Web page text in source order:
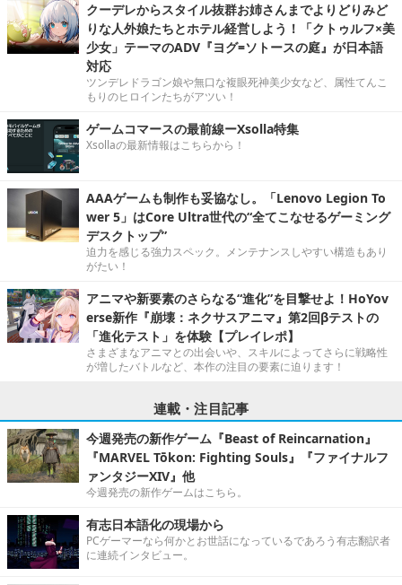
クーデレからスタイル抜群お姉さんまでよりどりみど
りな人外娘たちとホテル経営しよう！「クトゥルフ×美
少女」テーマのADV『ヨグ=ソトースの庭』が日本語
対応
ツンデレドラゴン娘や無口な複眼死神美少女など、属性てんこ
もりのヒロインたちがアツい！
ゲームコマースの最前線ーXsolla特集
Xsollaの最新情報はこちらから！
AAAゲームも制作も妥協なし。「Lenovo Legion To
wer 5」はCore Ultra世代の“全てこなせるゲーミング
デスクトップ”
迫力を感じる強力スペック。メンテナンスしやすい構造もあり
がたい！
アニマや新要素のさらなる“進化”を目撃せよ！HoYov
erse新作『崩壊：ネクサスアニマ』第2回βテストの
「進化テスト」を体験【プレイレポ】
さまざまなアニマとの出会いや、スキルによってさらに戦略性
が増したバトルなど、本作の注目の要素に迫ります！
連載・注目記事
今週発売の新作ゲーム『Beast of Reincarnation』
『MARVEL Tōkon: Fighting Souls』『ファイナルフ
ァンタジーXIV』他
今週発売の新作ゲームはこちら。
有志日本語化の現場から
PCゲーマーなら何かとお世話になっているであろう有志翻訳者
に連続インタビュー。